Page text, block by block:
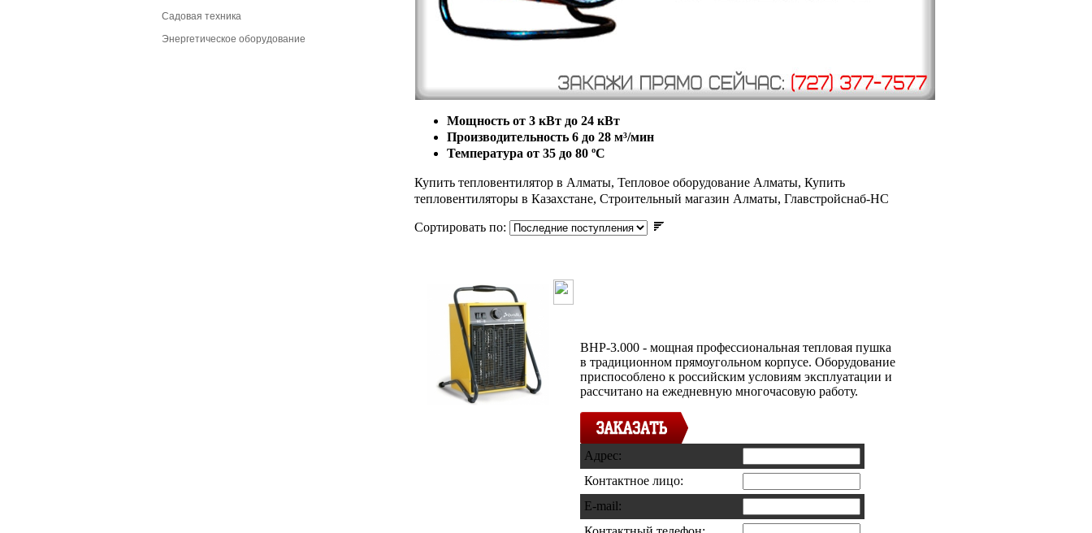
Садовая техника
Энергетическое оборудование
Мощность от 3 кВт до 24 кВт
Производительность 6 до 28 м³/мин
Температура от 35 до 80 ºС
Купить тепловентилятор в Алматы, Тепловое оборудование Алматы, Купить
тепловентиляторы в Казахстане, Строительный магазин Алматы, Главстройснаб-НС
Сортировать по:
BHP-3.000 - мощная профессиональная тепловая пушка
в традиционном прямоугольном корпусе. Оборудование
приспособлено к российским условиям эксплуатации и
рассчитано на ежедневную многочасовую работу.
Адрес:
Контактное лицо:
E-mail: